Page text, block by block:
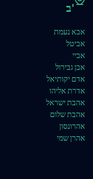
ב'
אבא נעמת
אביטל
אביי
אבן גבירול
אדם יקותיאל
אדרת אליהו
אהבת ישראל
אהבת שלום
אהרונסון
אהרן שמי